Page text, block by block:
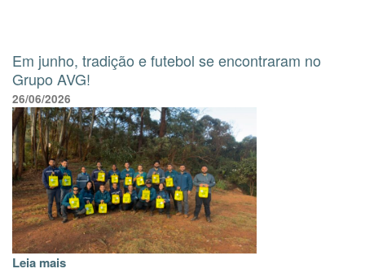
Em junho, tradição e futebol se encontraram no
Grupo AVG!
26/06/2026
Leia mais